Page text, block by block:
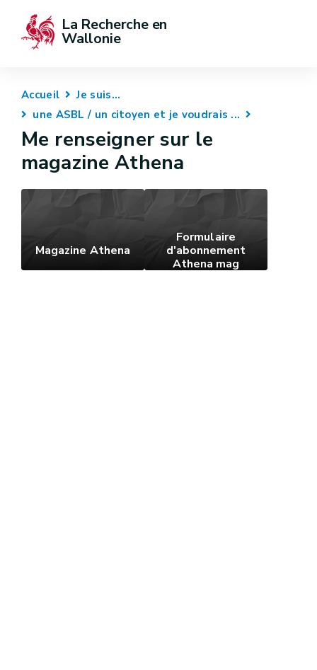
La Recherche en
Wallonie
Accueil
Je suis...
une ASBL / un citoyen et je voudrais ...
Me renseigner sur le
magazine Athena
Magazine Athena
Formulaire
d'abonnement
Athena mag